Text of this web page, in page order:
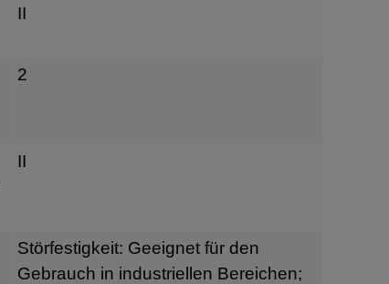
II
2
II
Störfestigkeit: Geeignet für den
Gebrauch in industriellen Bereichen;